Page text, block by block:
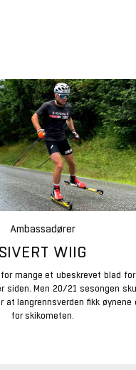
Ambassadører
SIVERT WIIG
mange et ubeskrevet blad
siden. Men 20/21 sesongen
at langrennsverden fikk øynene
for skikometen.